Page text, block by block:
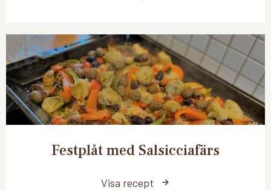
Festplåt med Salsicciafärs
Visa recept